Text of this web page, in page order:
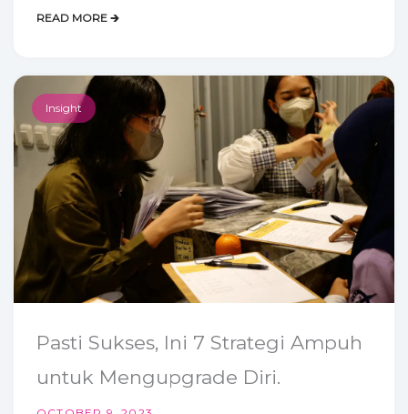
READ MORE 🡲
Insight
Pasti Sukses, Ini 7 Strategi Ampuh
untuk Mengupgrade Diri.